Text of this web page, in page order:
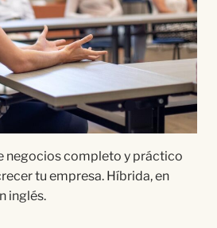
negocios completo y práctico
tu empresa. Híbrida, en
inglés.